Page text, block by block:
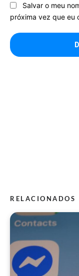
Salvar o meu
próxima vez que eu
RELACIONADOS